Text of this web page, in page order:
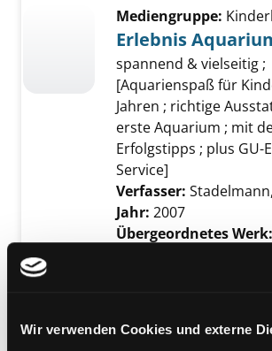
Wir verwenden Cookies und externe
Mediengruppe:
Erlebnis
spannend & vielseitig ;
[Aquarienspaß für
Jahren ; richtige
erste Aquarium ; mit
Erfolgstipps ; plus GU-
Service]
Verfasser:
Jahr: 2007
Übergeordnetes Werk:
Exemplar-Details von
Hörspiel